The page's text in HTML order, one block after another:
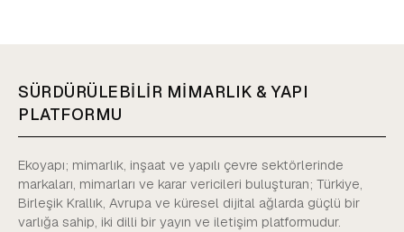
SÜRDÜRÜLEBİLİR MİMARLIK & YAPI
PLATFORMU
Ekoyapı; mimarlık, inşaat ve yapılı çevre sektörlerinde
markaları, mimarları ve karar vericileri buluşturan; Türkiye,
Birleşik Krallık, Avrupa ve küresel dijital ağlarda güçlü bir
varlığa sahip, iki dilli bir yayın ve iletişim platformudur.